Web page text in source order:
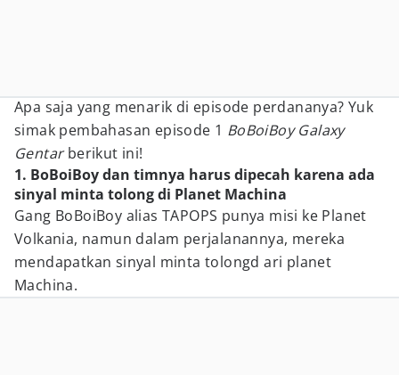
Apa saja yang menarik di episode perdananya? Yuk
simak pembahasan episode 1 BoBoiBoy Galaxy
Gentarberikut ini!
1. BoBoiBoy dan timnya harus dipecah karena ada
sinyal minta tolong di Planet Machina
Gang BoBoiBoy alias TAPOPS punya misi ke Planet
Volkania, namun dalam perjalanannya, mereka
mendapatkan sinyal minta tolongd ari planet
Machina.